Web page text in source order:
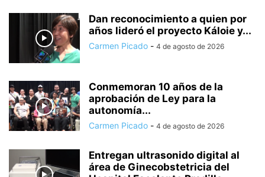
Dan reconocimiento a quien por
años lideró el proyecto Káloie y...
Carmen Picado - 4 de agosto de 2026
Conmemoran 10 años de la
aprobación de Ley para la
autonomía...
Carmen Picado - 4 de agosto de 2026
Entregan ultrasonido digital al
área de Ginecobstetricia del